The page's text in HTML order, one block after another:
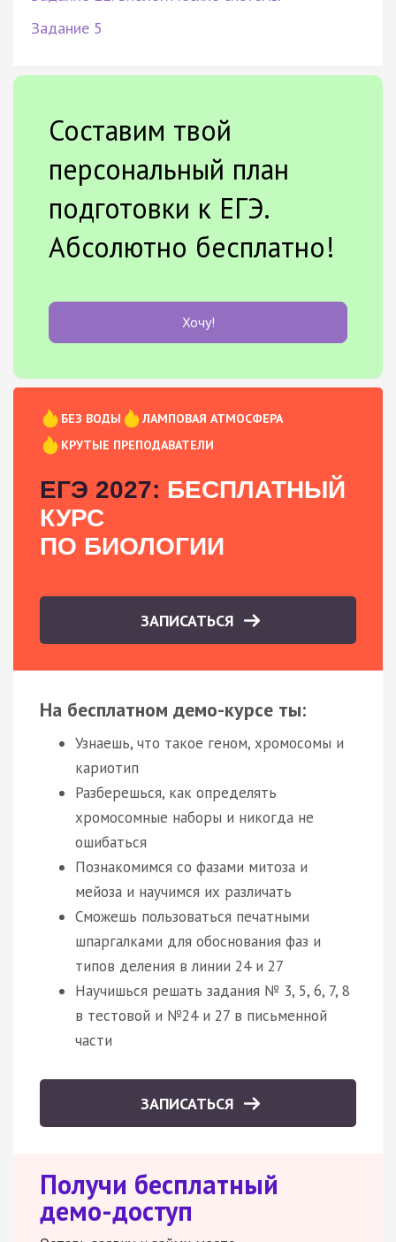
Задание 5
Составим твой
персональный план
подготовки к ЕГЭ.
Абсолютно бесплатно!
Хочу!
БЕЗ ВОДЫ
ЛАМПОВАЯ АТМОСФЕРА
КРУТЫЕ ПРЕПОДАВАТЕЛИ
ЕГЭ 2027: БЕСПЛАТНЫЙ
КУРС
ПО БИОЛОГИИ
ЗАПИСАТЬСЯ
На бесплатном демо-курсе ты:
Узнаешь, что такое геном, хромосомы и
кариотип
Разберешься, как определять
хромосомные наборы и никогда не
ошибаться
Познакомимся со фазами митоза и
мейоза и научимся их различать
Сможешь пользоваться печатными
шпаргалками для обоснования фаз и
типов деления в линии 24 и 27
Научишься решать задания № 3, 5, 6, 7, 8
в тестовой и №24 и 27 в письменной
части
ЗАПИСАТЬСЯ
Получи бесплатный
демо-доступ